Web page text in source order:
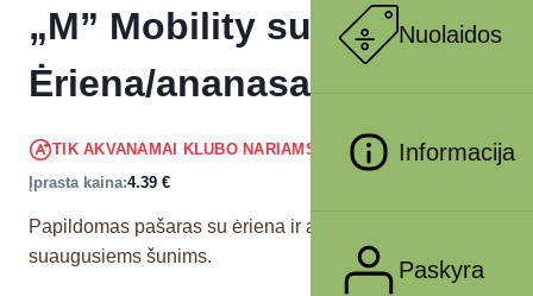
Nuolaidos
Informacija
Paskyra
„M” Mobility support
Ėriena/ananasai 150 g
TIK AKVANAMAI KLUBO NARIAMS 4.17€ !
Įprasta kaina:4.39 €
Papildomas pašaras su ėriena ir ananasais, skirtas
suaugusiems šunims.